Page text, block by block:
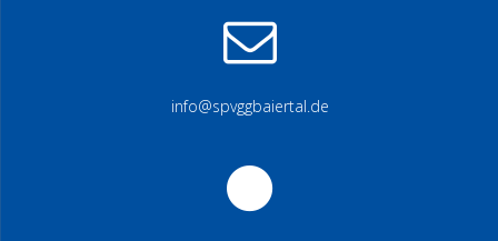
info@spvggbaiertal.de